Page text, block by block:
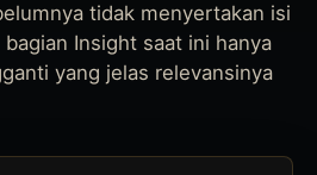
tidak menyertakan isi
Insight saat ini hanya
yang jelas relevansinya